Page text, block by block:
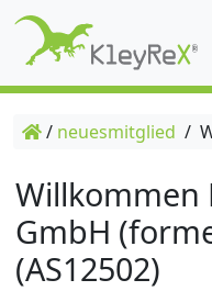
/ neuesmitglied /
Willkommen
GmbH
(AS12502)